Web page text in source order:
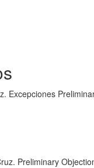
Excepciones
Preliminary